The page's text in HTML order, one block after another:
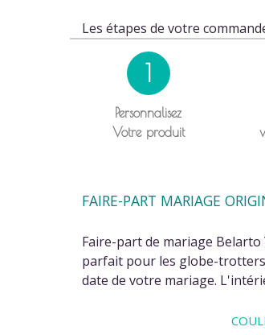
Les étapes de votre
1
Personnalisez
Votre produit
FAIRE-PART MARIAGE
Faire-part de mariage
parfait pour les globe-
date de votre mariage.